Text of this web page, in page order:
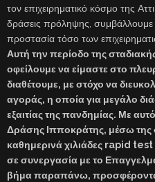
τον επιχειρηματικό κόσμο της
δράσεις πρόληψης, συμβάλλουμε
προστασία τόσο των
Αυτή την περίοδο της
οφείλουμε να είμαστε στο
διαθέτουμε, με στόχο να
αγοράς, η οποία για μεγάλο
εξαιτίας της πανδημίας. Με
Δράσης Ιπποκράτης, μέσω της
καθημερινά χιλιάδες rapid test
σε συνεργασία με το
βήμα παραπάνω,